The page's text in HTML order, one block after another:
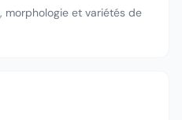
morphologie et variétés de